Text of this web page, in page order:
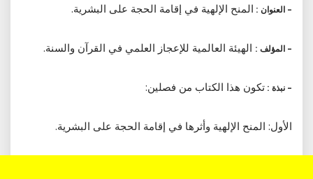
– العنوان : المنح الإلهية في إقامة الحجة على البشرية.
– المؤلف : الهيئة العالمية للإعجاز العلمي في القرآن والسنة.
– نبذة : تكون هذا الكتاب من فصلين:
الأول: المنح الإلهية وأثرها في إقامة الحجة على البشرية.